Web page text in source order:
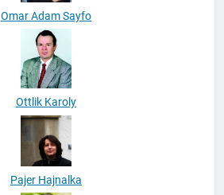
Omar Adam Sayfo
Ottlik Karoly
Pajer Hajnalka